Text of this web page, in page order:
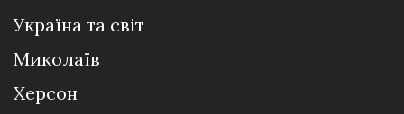
Україна та світ
Миколаїв
Херсон